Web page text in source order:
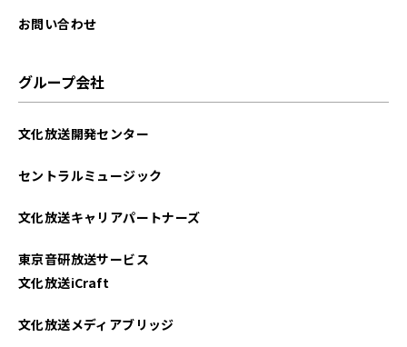
お問い合わせ
グループ会社
文化放送開発センター
セントラルミュージック
文化放送キャリアパートナーズ
東京音研放送サービス
文化放送iCraft
文化放送メディアブリッジ